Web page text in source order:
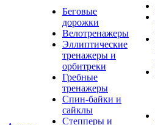
Беговые
дорожки
Велотренажеры
Эллиптические
тренажеры и
орбитреки
Гребные
тренажеры
Спин-байки и
сайклы
Степперы и